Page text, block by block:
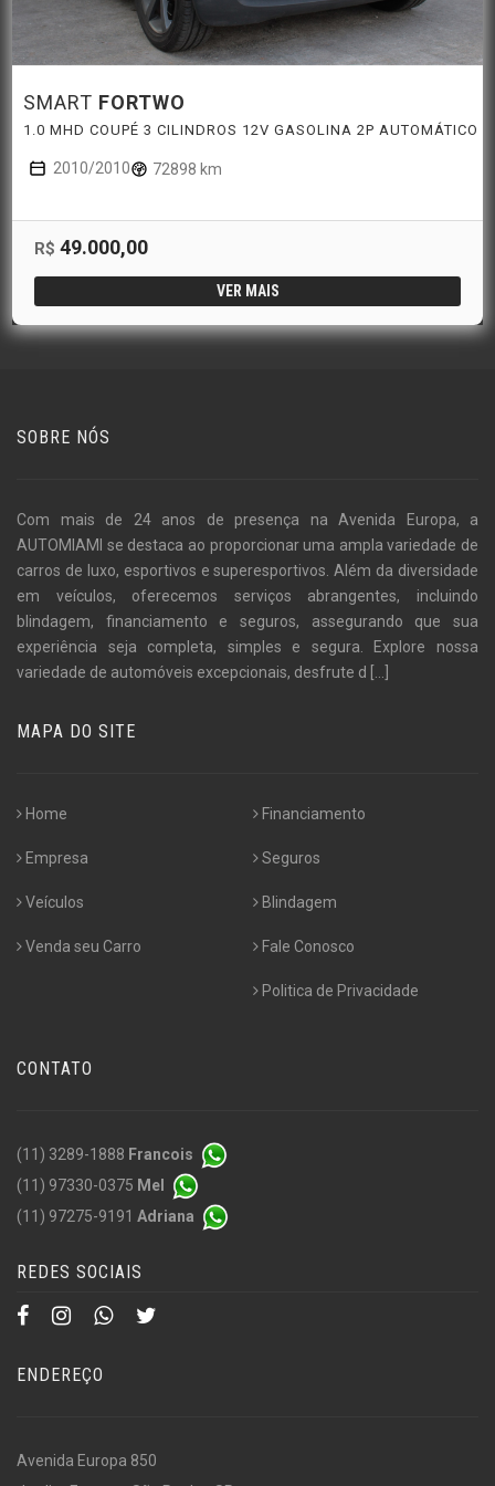
SMART FORTWO
1.0 MHD COUPÉ 3 CILINDROS 12V GASOLINA 2P AUTOMÁTICO
2010/2010 72898 km
R$ 49.000,00
VER MAIS
SOBRE NÓS
Com mais de 24 anos de presença na Avenida Europa, a
AUTOMIAMI se destaca ao proporcionar uma ampla variedade de
carros de luxo, esportivos e superesportivos. Além da diversidade
em veículos, oferecemos serviços abrangentes, incluindo
blindagem, financiamento e seguros, assegurando que sua
experiência seja completa, simples e segura. Explore nossa
variedade de automóveis excepcionais, desfrute d
MAPA DO SITE
Home
Empresa
Veículos
Venda seu Carro
Financiamento
Seguros
Blindagem
Fale Conosco
Politica de Privacidade
CONTATO
(11) 3289-1888 Francois
(11) 97330-0375 Mel
(11) 97275-9191 Adriana
REDES SOCIAIS
ENDEREÇO
Avenida Europa 850